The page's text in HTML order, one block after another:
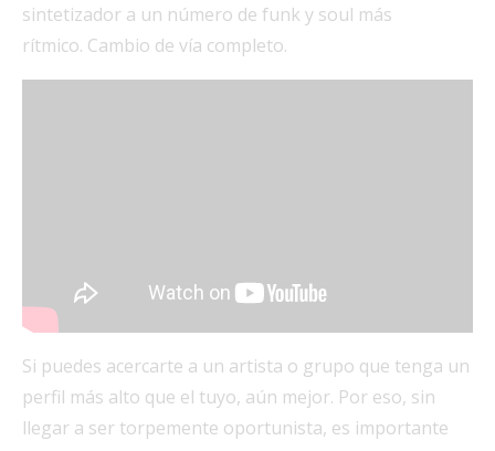
sintetizador a un número de funk y soul más
rítmico. Cambio de vía completo.
Si puedes acercarte a un artista o grupo que tenga un
perfil más alto que el tuyo, aún mejor. Por eso, sin
llegar a ser torpemente oportunista, es importante